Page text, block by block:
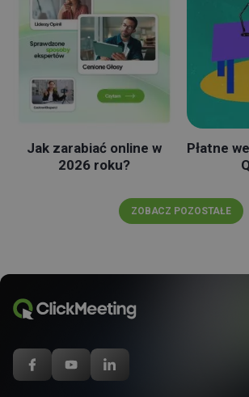
Jak zarabiać online w
2026 roku?
Płatne
ZOBACZ POZOSTAŁE